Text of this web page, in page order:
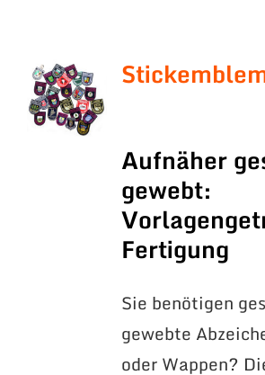
Aufnäher
gewebt:
Fertigung
Sie benötigen
gewebte
oder Wappen?